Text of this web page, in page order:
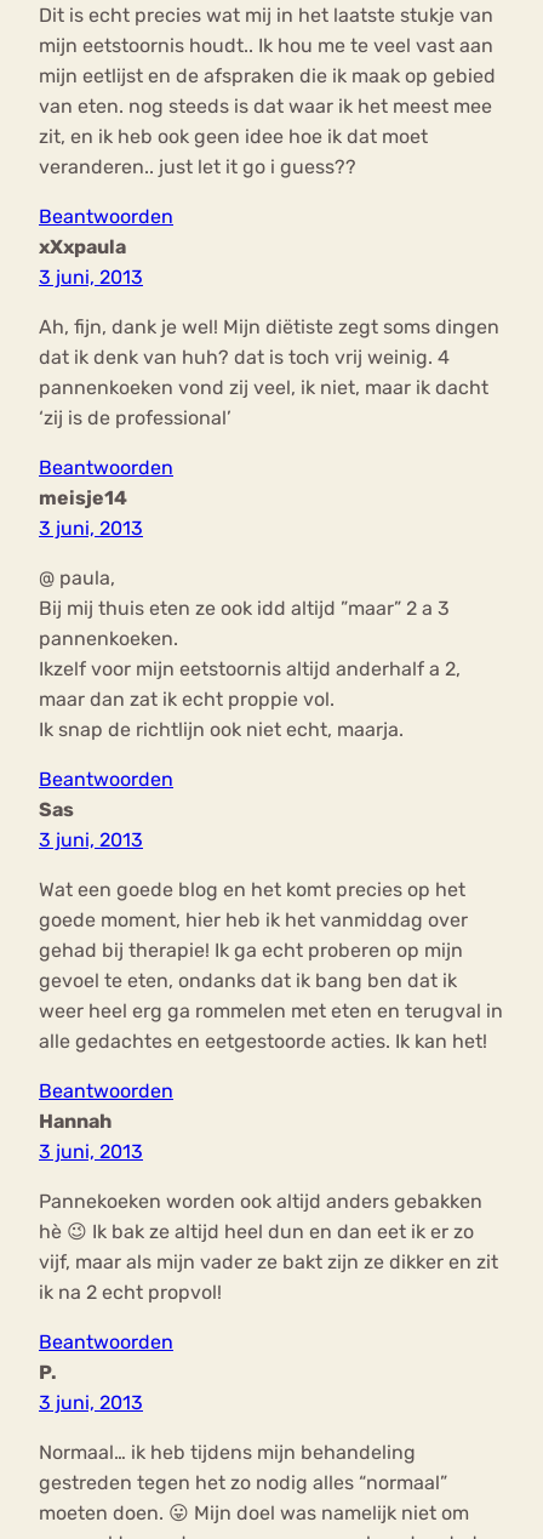
Dit is echt precies wat mij in het laatste stukje van
mijn eetstoornis houdt.. Ik hou me te veel vast aan
mijn eetlijst en de afspraken die ik maak op gebied
van eten. nog steeds is dat waar ik het meest mee
zit, en ik heb ook geen idee hoe ik dat moet
veranderen.. just let it go i guess??
Beantwoorden
xXxpaula
3 juni, 2013
Ah, fijn, dank je wel! Mijn diëtiste zegt soms dingen
dat ik denk van huh? dat is toch vrij weinig. 4
pannenkoeken vond zij veel, ik niet, maar ik dacht
‘zij is de professional’
Beantwoorden
meisje14
3 juni, 2013
@ paula,
Bij mij thuis eten ze ook idd altijd ”maar” 2 a 3
pannenkoeken.
Ikzelf voor mijn eetstoornis altijd anderhalf a 2,
maar dan zat ik echt proppie vol.
Ik snap de richtlijn ook niet echt, maarja.
Beantwoorden
Sas
3 juni, 2013
Wat een goede blog en het komt precies op het
goede moment, hier heb ik het vanmiddag over
gehad bij therapie! Ik ga echt proberen op mijn
gevoel te eten, ondanks dat ik bang ben dat ik
weer heel erg ga rommelen met eten en terugval in
alle gedachtes en eetgestoorde acties. Ik kan het!
Beantwoorden
Hannah
3 juni, 2013
Pannekoeken worden ook altijd anders gebakken
hè 😉 Ik bak ze altijd heel dun en dan eet ik er zo
vijf, maar als mijn vader ze bakt zijn ze dikker en zit
ik na 2 echt propvol!
Beantwoorden
P.
3 juni, 2013
Normaal… ik heb tijdens mijn behandeling
gestreden tegen het zo nodig alles “normaal”
moeten doen. 😛 Mijn doel was namelijk niet om